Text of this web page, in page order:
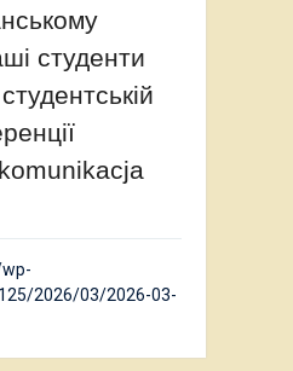
студенти
2026/03/2026-03-